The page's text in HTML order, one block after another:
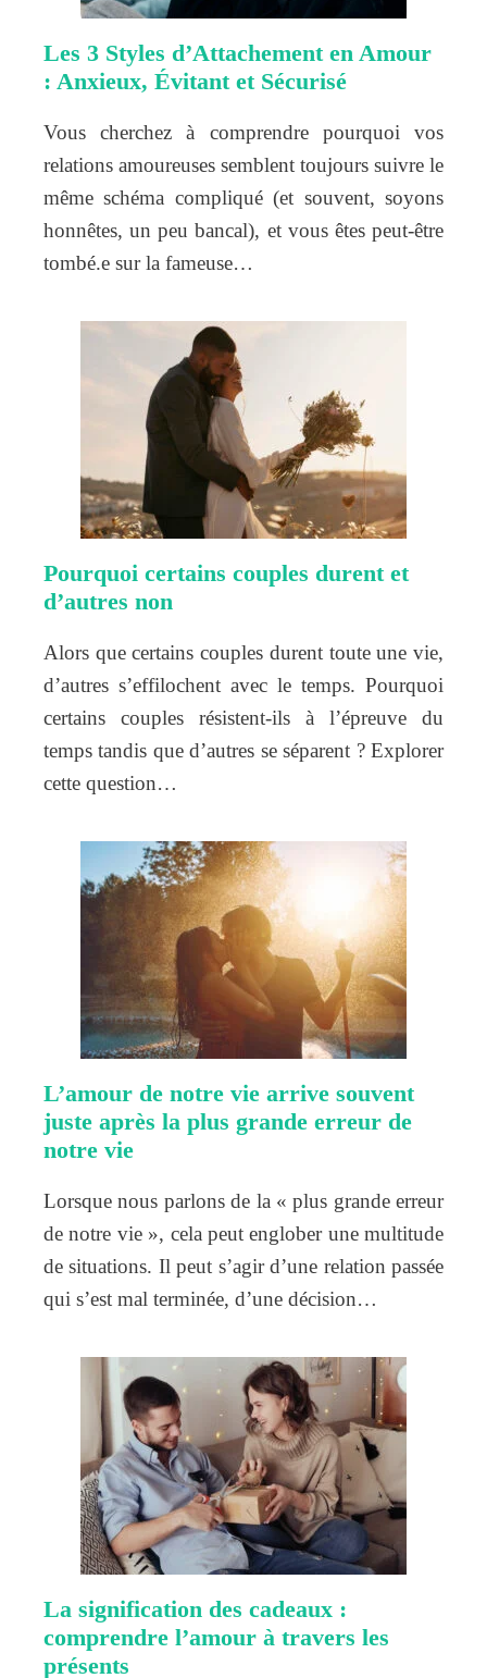
Les 3 Styles d’Attachement en Amour
: Anxieux, Évitant et Sécurisé
Vous cherchez à comprendre pourquoi vos
relations amoureuses semblent toujours suivre le
même schéma compliqué (et souvent, soyons
honnêtes, un peu bancal), et vous êtes peut-être
tombé.e sur la fameuse…
Pourquoi certains couples durent et
d’autres non
Alors que certains couples durent toute une vie,
d’autres s’effilochent avec le temps. Pourquoi
certains couples résistent-ils à l’épreuve du
temps tandis que d’autres se séparent ? Explorer
cette question…
L’amour de notre vie arrive souvent
juste après la plus grande erreur de
notre vie
Lorsque nous parlons de la « plus grande erreur
de notre vie », cela peut englober une multitude
de situations. Il peut s’agir d’une relation passée
qui s’est mal terminée, d’une décision…
La signification des cadeaux :
comprendre l’amour à travers les
présents